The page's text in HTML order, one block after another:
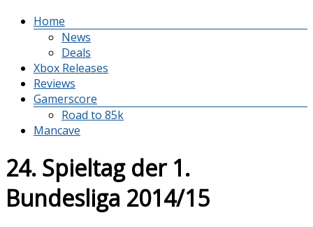
Home
News
Deals
Xbox Releases
Reviews
Gamerscore
Road to 85k
Mancave
24. Spieltag der 1.
Bundesliga 2014/15